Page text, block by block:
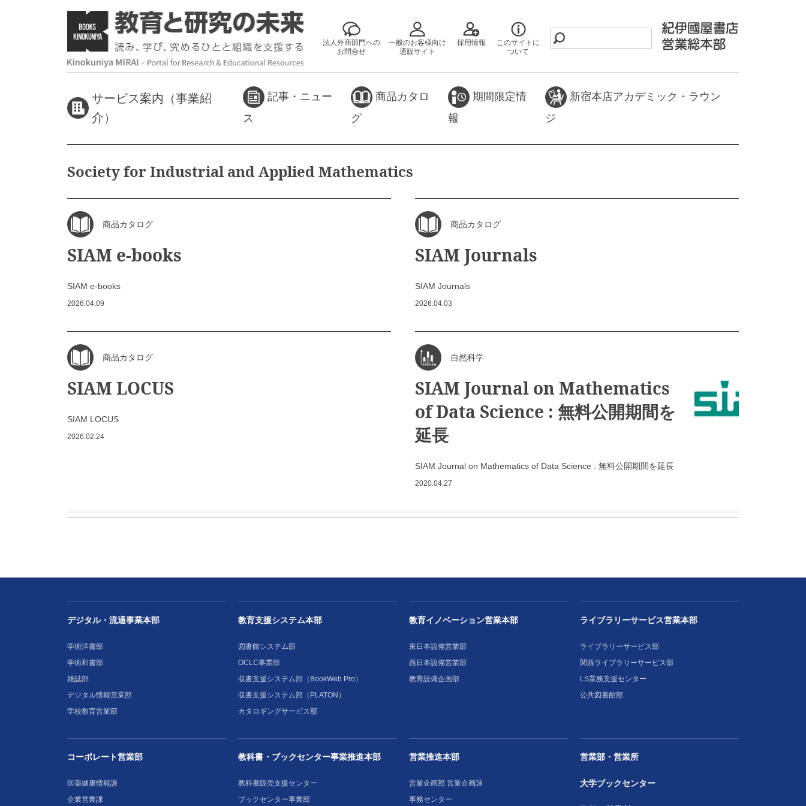
法人外商部門への
お問合せ
一般のお客様向け
通販サイト
採用情報
このサイトに
ついて
サービス案内（事業紹
介）
記事・ニュー
ス
商品カタロ
グ
期間限定情
報
新宿本店アカデミック・ラウン
ジ
Society for Industrial and Applied Mathematics
商品カタログ
SIAM e-books
SIAM e-books
2026.04.09
商品カタログ
SIAM Journals
SIAM Journals
2026.04.03
商品カタログ
SIAM LOCUS
SIAM LOCUS
2026.02.24
自然科学
SIAM Journal on Mathematics
of Data Science : 無料公開期間を
延長
SIAM Journal on Mathematics of Data Science : 無料公開期間を延長
2020.04.27
デジタル・流通事業本部
学術洋書部
学術和書部
雑誌部
デジタル情報営業部
学校教育営業部
教育支援システム本部
図書館システム部
OCLC事業部
収書支援システム部（BookWeb Pro）
収書支援システム部（PLATON）
カタロギングサービス部
教育イノベーション営業本部
東日本設備営業部
西日本設備営業部
教育設備企画部
ライブラリーサービス営業本部
ライブラリーサービス部
関西ライブラリーサービス部
LS業務支援センター
公共図書館部
コーポレート営業部
医薬健康情報課
企業営業課
教科書・ブックセンター事業推進本部
教科書販売支援センター
ブックセンター事業部
営業推進本部
営業企画部 営業企画課
事務センター
営業部・営業所
大学ブックセンター